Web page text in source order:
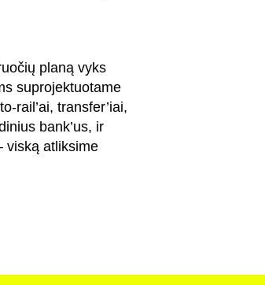
planą vyks
suprojektuotame
rail’ai, transfer’iai,
bank’us, ir
viską atliksime